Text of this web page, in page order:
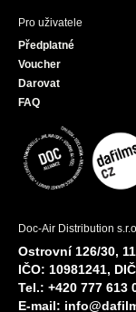
Pro uživatele
Předplatné
Voucher
Darovat
FAQ
Doc-Air Distribution s.r.o.
Ostrovní 126/30,
IČO: 10981241,
Tel.: +420 777 613
E-mail: